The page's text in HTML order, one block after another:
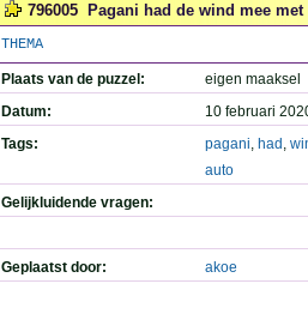
796005 Pagani had de wind mee met
THEMA
Plaats van de puzzel:
eigen maaksel
Datum:
10 februari
Tags:
pagani, had ,
auto
Gelijkluidende vragen:
Geplaatst door: akoe